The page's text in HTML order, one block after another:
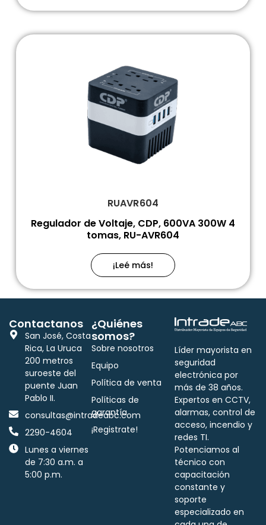
RUAVR604
Regulador de Voltaje, CDP, 600VA 300W 4
tomas, RU-AVR604
¡Leé más!
Líder mayorista en
seguridad
electrónica por
más de 38 años.
Expertos en CCTV,
alarmas, control de
acceso, incendio y
redes TI.
Potenciamos al
técnico con
capacitación
constante y
soporte
especializado en
¿Quiénes
somos?
Sobre nosotros
Equipo
Política de venta
Políticas de
garantía
¡Registrate!
Contactanos
San José, Costa
Rica, La Uruca
200 metros
suroeste del
puente Juan
Pablo II.
consultas@intradeabc.com
2290-4604
Lunes a viernes
de 7:30 a.m. a
5:00 p.m.